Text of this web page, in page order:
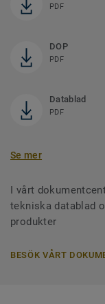
PDF
DOP
PDF
Datablad
PDF
Se mer
I vårt
tekniska datablad
produkter
BESÖK VÅRT